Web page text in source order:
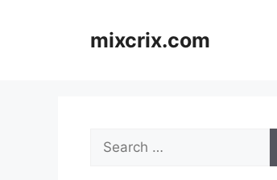
mixcrix.com
Search
for: